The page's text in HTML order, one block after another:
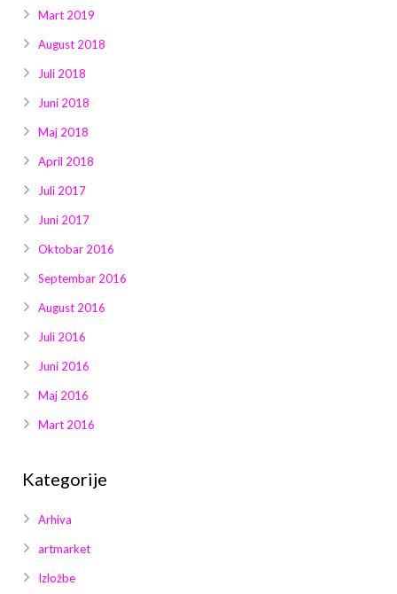
Mart 2019
August 2018
Juli 2018
Juni 2018
Maj 2018
April 2018
Juli 2017
Juni 2017
Oktobar 2016
Septembar 2016
August 2016
Juli 2016
Juni 2016
Maj 2016
Mart 2016
Kategorije
Arhiva
artmarket
Izložbe